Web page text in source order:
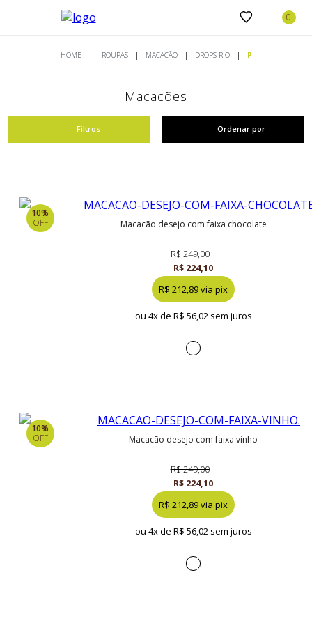
ROUPAS MACACÃO DROPS RIO P
Macacões
Filtros Ordenar por
10%
OFF
macacão desejo com faixa chocolate
R$ 249,00
R$ 224,10
R$ 212,89 via pix
ou 4x de R$ 56,02 sem juros
10%
OFF
macacão desejo com faixa vinho
R$ 249,00
R$ 224,10
R$ 212,89 via pix
ou 4x de R$ 56,02 sem juros